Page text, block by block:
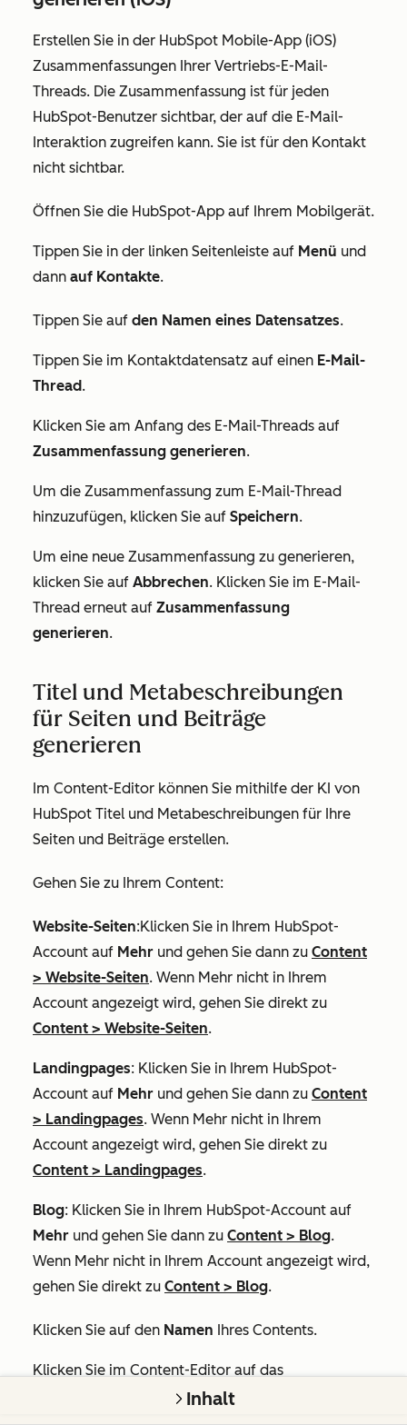
Erstellen Sie in der HubSpot Mobile-App (iOS)
Zusammenfassungen Ihrer Vertriebs-E-Mail-
Threads. Die Zusammenfassung ist für jeden
HubSpot-Benutzer sichtbar, der auf die E-Mail-
Interaktion zugreifen kann. Sie ist für den Kontakt
nicht sichtbar.
Öffnen Sie die HubSpot-App auf Ihrem Mobilgerät.
Tippen Sie in der linken Seitenleiste auf Menü und
dann auf Kontakte.
Tippen Sie auf den Namen eines Datensatzes.
Tippen Sie im Kontaktdatensatz auf einen E-Mail-
Thread.
Klicken Sie am Anfang des E-Mail-Threads auf
Zusammenfassung generieren.
Um die Zusammenfassung zum E-Mail-Thread
hinzuzufügen, klicken Sie auf Speichern.
Um eine neue Zusammenfassung zu generieren,
klicken Sie auf Abbrechen. Klicken Sie im E-Mail-
Thread erneut auf Zusammenfassung
generieren.
Titel und Metabeschreibungen
für Seiten und Beiträge
generieren
Im Content-Editor können Sie mithilfe der KI von
HubSpot Titel und Metabeschreibungen für Ihre
Seiten und Beiträge erstellen.
Gehen Sie zu Ihrem Content:
Website-Seiten:Klicken Sie in Ihrem HubSpot-
Account auf Mehr und gehen Sie dann zu Content
> Website-Seiten. Wenn Mehr nicht in Ihrem
Account angezeigt wird, gehen Sie direkt zu
Content > Website-Seiten.
Landingpages: Klicken Sie in Ihrem HubSpot-
Account auf Mehr und gehen Sie dann zu Content
> Landingpages. Wenn Mehr nicht in Ihrem
Account angezeigt wird, gehen Sie direkt zu
Content > Landingpages.
Blog: Klicken Sie in Ihrem HubSpot-Account auf
Mehr und gehen Sie dann zu Content > Blog.
Wenn Mehr nicht in Ihrem Account angezeigt wird,
gehen Sie direkt zu Content > Blog.
Klicken Sie auf den Namen Ihres Contents.
Klicken Sie im Content-Editor auf das
und wählen Sie
aus.
Inhalt